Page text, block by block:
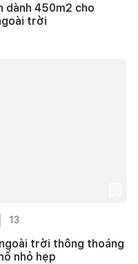
dành 450m2 cho
trời
13
trời thông thoáng
nhỏ hẹp